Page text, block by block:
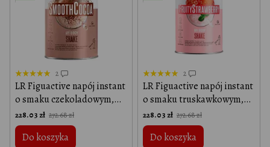
2
LR Figuactive napój instant
o smaku czekoladowym,
496 g
228.03 zł 272.68 zł
Do koszyka
2
LR Figuactive napój instant
o smaku truskawkowym,
496 g
228.03 zł 272.68 zł
Do koszyka